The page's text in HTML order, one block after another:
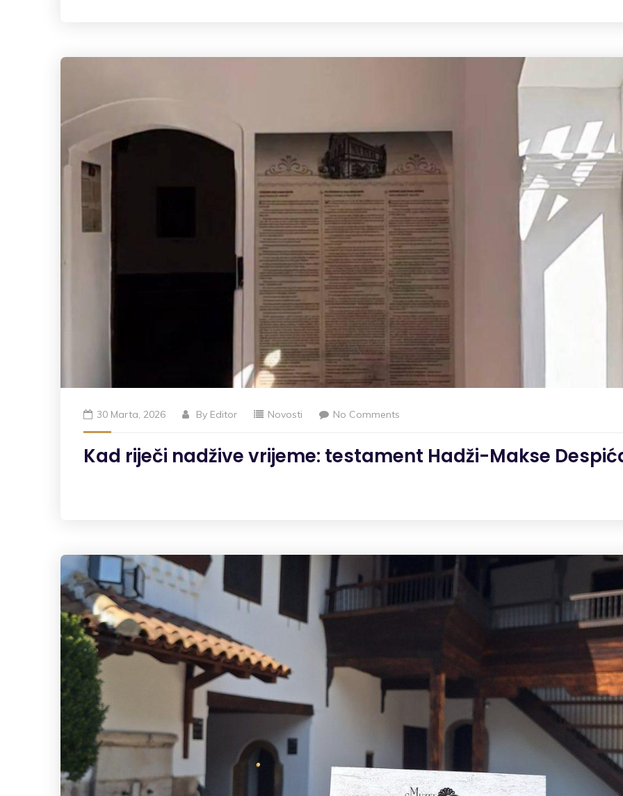
30 Marta, 2026 By Editor Novosti No Comments
Kad riječi nadžive vrijeme: testament Hadži-Makse